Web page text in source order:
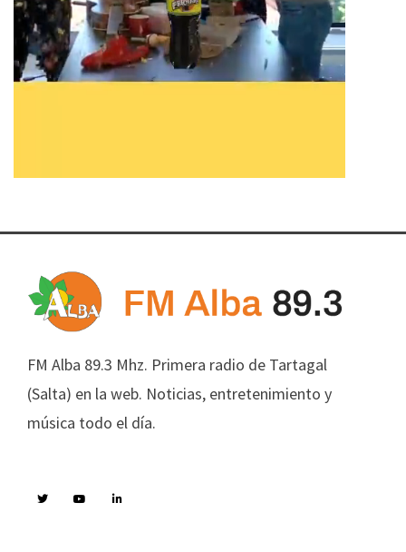
FM Alba 89.3 Mhz. Primera radio de Tartagal
(Salta) en la web. Noticias, entretenimiento y
música todo el día.